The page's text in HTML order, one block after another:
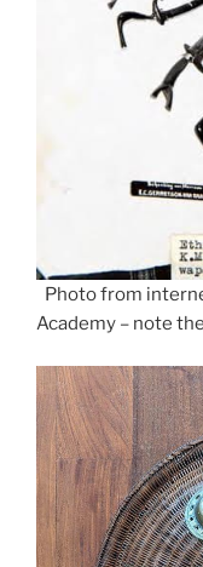
Photo from
Academy – note